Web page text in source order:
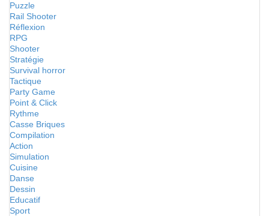
Puzzle
Rail Shooter
Réflexion
RPG
Shooter
Stratégie
Survival horror
Tactique
Party Game
Point & Click
Rythme
Casse Briques
Compilation
Action
Simulation
Cuisine
Danse
Dessin
Educatif
Sport